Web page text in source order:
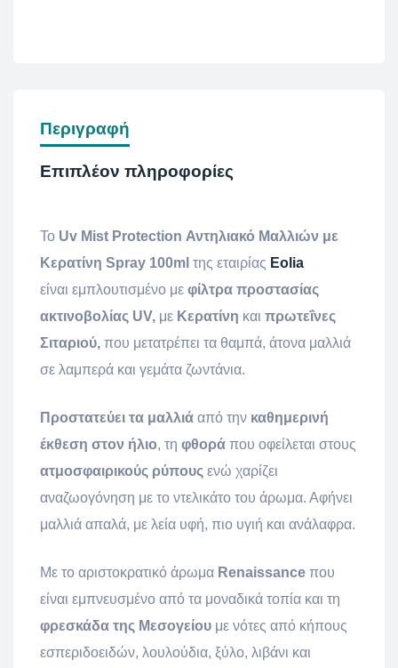
Περιγραφή
Επιπλέον πληροφορίες
Το Uv Mist Protection Αντηλιακό Μαλλιών με
Κερατίνη Spray 100ml της εταιρίας Eolia
είναι εμπλουτισμένο με φίλτρα προστασίας
ακτινοβολίας UV, με Κερατίνη και πρωτεΐνες
Σιταριού, που μετατρέπει τα θαμπά, άτονα μαλλιά
σε λαμπερά και γεμάτα ζωντάνια.
Προστατεύει τα μαλλιά από την καθημερινή
έκθεση στον ήλιο, τη φθορά που οφείλεται στους
ατμοσφαιρικούς ρύπους ενώ χαρίζει
αναζωογόνηση με το ντελικάτο του άρωμα. Αφήνει
μαλλιά απαλά, με λεία υφή, πιο υγιή και ανάλαφρα.
Με το αριστοκρατικό άρωμα Renaissance που
είναι εμπνευσμένο από τα μοναδικά τοπία και τη
φρεσκάδα της Μεσογείου με νότες από κήπους
εσπεριδοειδών, λουλούδια, ξύλο, λιβάνι και